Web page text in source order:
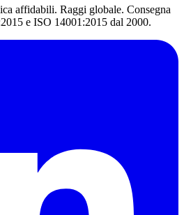
affidabili. Raggi globale. Consegna
e ISO 14001:2015 dal 2000.